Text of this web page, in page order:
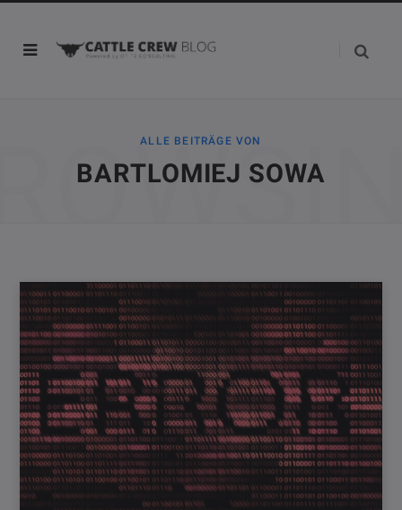
ALLE BEITRÄGE VON
BARTLOMIEJ SOWA